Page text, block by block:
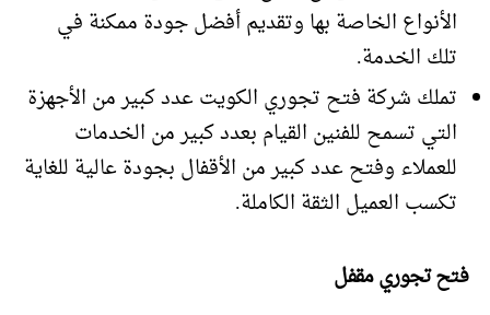
الأنواع الخاصة بها وتقديم أفضل جودة ممكنة في
تلك الخدمة.
تملك شركة فتح تجوري الكويت عدد كبير من الأجهزة
التي تسمح للفنين القيام بعدد كبير من الخدمات
للعملاء وفتح عدد كبير من الأقفال بجودة عالية للغاية
تكسب العميل الثقة الكاملة.
فتح تجوري مقفل